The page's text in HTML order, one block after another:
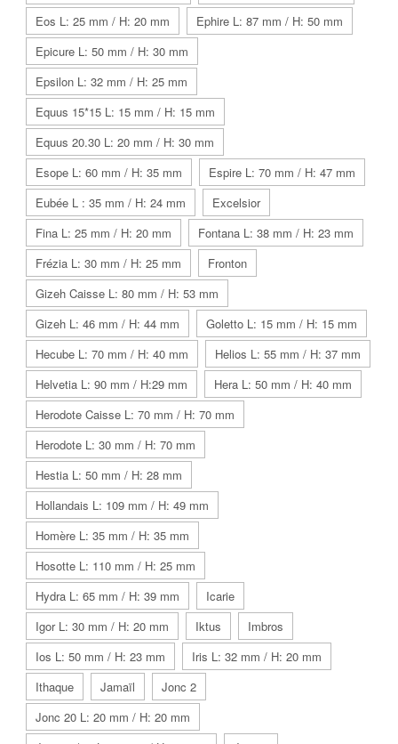
Eos L: 25 mm / H: 20 mm
Ephire L: 87 mm / H: 50 mm
Epicure L: 50 mm / H: 30 mm
Epsilon L: 32 mm / H: 25 mm
Equus 15*15 L: 15 mm / H: 15 mm
Equus 20.30 L: 20 mm / H: 30 mm
Esope L: 60 mm / H: 35 mm
Espire L: 70 mm / H: 47 mm
Eubée L : 35 mm / H: 24 mm
Excelsior
Fina L: 25 mm / H: 20 mm
Fontana L: 38 mm / H: 23 mm
Frézia L: 30 mm / H: 25 mm
Fronton
Gizeh Caisse L: 80 mm / H: 53 mm
Gizeh L: 46 mm / H: 44 mm
Goletto L: 15 mm / H: 15 mm
Hecube L: 70 mm / H: 40 mm
Helios L: 55 mm / H: 37 mm
Helvetia L: 90 mm / H:29 mm
Hera L: 50 mm / H: 40 mm
Herodote Caisse L: 70 mm / H: 70 mm
Herodote L: 30 mm / H: 70 mm
Hestia L: 50 mm / H: 28 mm
Hollandais L: 109 mm / H: 49 mm
Homère L: 35 mm / H: 35 mm
Hosotte L: 110 mm / H: 25 mm
Hydra L: 65 mm / H: 39 mm
Icarie
Igor L: 30 mm / H: 20 mm
Iktus
Imbros
Ios L: 50 mm / H: 23 mm
Iris L: 32 mm / H: 20 mm
Ithaque
Jamaïl
Jonc 2
Jonc 20 L: 20 mm / H: 20 mm